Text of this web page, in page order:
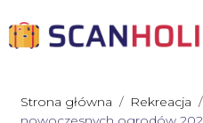
Strona główna / Rekreacja /